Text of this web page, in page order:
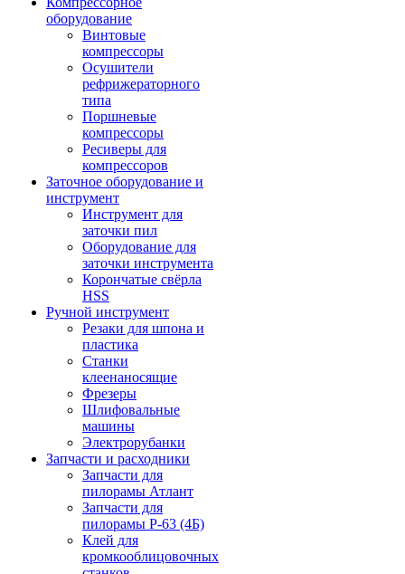
оборудование
Винтовые
компрессоры
Осушители
рефрижераторного
типа
Поршневые
компрессоры
Ресиверы для
компрессоров
Заточное оборудование и
инструмент
Инструмент для
заточки пил
Оборудование для
заточки инструмента
Корончатые свёрла
HSS
Ручной инструмент
Резаки для шпона и
пластика
Станки
клеенаносящие
Фрезеры
Шлифовальные
машины
Электрорубанки
Запчасти и расходники
Запчасти для
пилорамы Атлант
Запчасти для
пилорамы Р-63 (4Б)
Клей для
кромкооблицовочных